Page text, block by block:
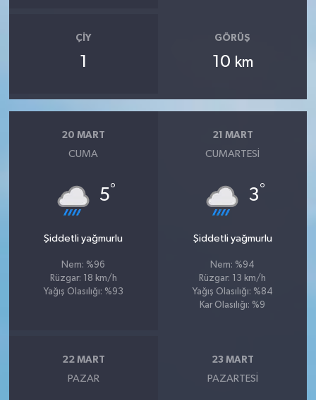
ÇIY
1
GÖRÜŞ
10 km
20 MART
CUMA
5°
Şiddetli yağmurlu
Nem: %96
Rüzgar: 18 km/h
Yağış Olasılığı: %93
21 MART
CUMARTESI
3°
Şiddetli yağmurlu
Nem: %94
Rüzgar: 13 km/h
Yağış Olasılığı: %84
Kar Olasılığı: %9
22 MART
PAZAR
23 MART
PAZARTESI